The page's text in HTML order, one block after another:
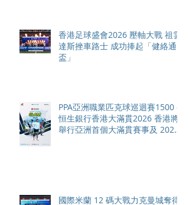
香港足球盛會2026 壓軸大戰 祖雲
達斯挫車路士 成功捧起「健絡通
盃」
PPA亞洲職業匹克球巡迴賽1500 -
恒生銀行香港大滿貫2026 香港將
舉行亞洲首個大滿貫賽事及 2026
國際米蘭 12 碼大戰力克曼城奪得